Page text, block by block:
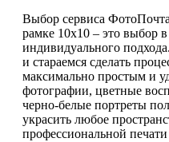
Выбор сервиса
рамке 10х10 – это выбор в
индивидуального
и стараемся сделать
максимально простым и
фотографии, цветные
черно-белые портреты
украсить любое
профессиональной